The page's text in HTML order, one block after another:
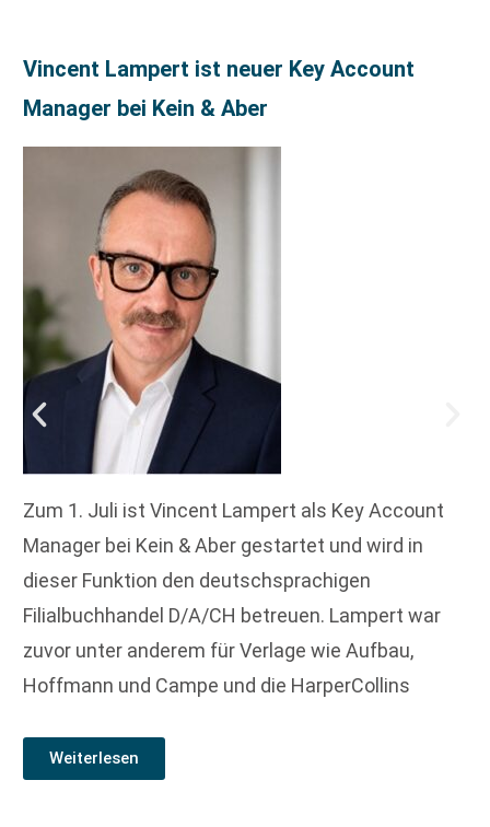
Vincent Lampert ist neuer Key Account
Manager bei Kein & Aber
Zum 1. Juli ist Vincent Lampert als Key Account
Manager bei Kein & Aber gestartet und wird in
dieser Funktion den deutschsprachigen
Filialbuchhandel D/A/CH betreuen. Lampert war
zuvor unter anderem für Verlage wie Aufbau,
Hoffmann und Campe und die HarperCollins
Weiterlesen